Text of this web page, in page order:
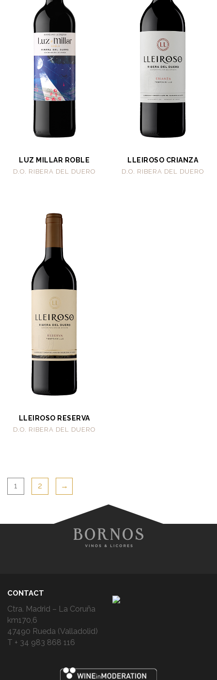
LUZ MILLAR ROBLE
D.O. RIBERA DEL DUERO
LLEIROSO CRIANZA
D.O. RIBERA DEL DUERO
LLEIROSO RESERVA
D.O. RIBERA DEL DUERO
1 2 →
CONTACT
Ctra. Madrid – La Coruña
km170,6
47490 Rueda (Valladolid)
T + 34 983 868 116